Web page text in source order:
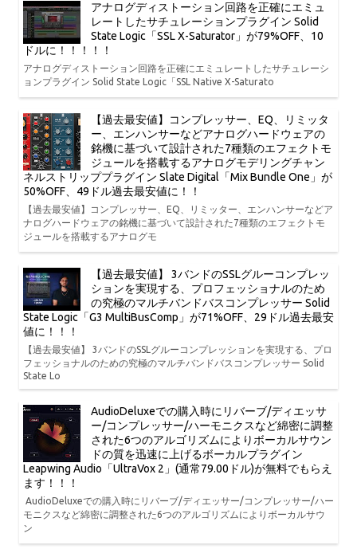
アナログディストーション回路を正確にエミュ
レートしたサチュレーションプラグイン Solid
State Logic「SSL X-Saturator」が79%OFF、10
ドルに！！！！！
アナログディストーション回路を正確にエミュレートしたサチュレーシ
ョンプラグイン Solid State Logic「SSL Native X-Saturato
【過去最安値】コンプレッサー、EQ、リミッタ
ー、エンハンサーなどアナログハードウェアの
銘機に基づいて設計された7種類のエフェクトモ
ジュールを搭載するアナログモデリングチャン
ネルストリッププラグイン Slate Digital「Mix Bundle One」が
50%OFF、49ドル過去最安値に！！
【過去最安値】コンプレッサー、EQ、リミッター、エンハンサーなどア
ナログハードウェアの銘機に基づいて設計された7種類のエフェクトモ
ジュールを搭載するアナログモ
【過去最安値】 3バンドのSSLグルーコンプレッ
ションを実現する、プロフェッショナルのため
の究極のマルチバンドバスコンプレッサー Solid
State Logic「G3 MultiBusComp」が71%OFF、29ドル過去最安
値に！！！
【過去最安値】 3バンドのSSLグルーコンプレッションを実現する、プロ
フェッショナルのための究極のマルチバンドバスコンプレッサー Solid
State Lo
AudioDeluxeでの購入時にリバーブ/ディエッサ
ー/コンプレッサー/ハーモニクスなど綿密に調整
された6つのアルゴリズムによりボーカルサウン
ドの質を迅速に上げるボーカルプラグイン
Leapwing Audio「UltraVox 2」(通常79.00ドル)が無料でもらえ
ます！！！
AudioDeluxeでの購入時にリバーブ/ディエッサー/コンプレッサー/ハー
モニクスなど綿密に調整された6つのアルゴリズムによりボーカルサウ
ン